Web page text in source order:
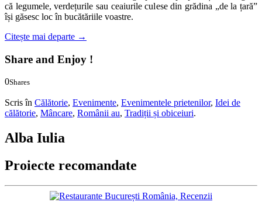
că legumele, verdețurile sau ceaiurile culese din grădina „de la țară”
își găsesc loc în bucătăriile voastre.
Citește mai departe →
Share and Enjoy !
0Shares
Scris în Călătorie, Evenimente, Evenimentele prietenilor, Idei de
călătorie, Mâncare, Românii au, Tradiții și obiceiuri.
Alba Iulia
Proiecte recomandate